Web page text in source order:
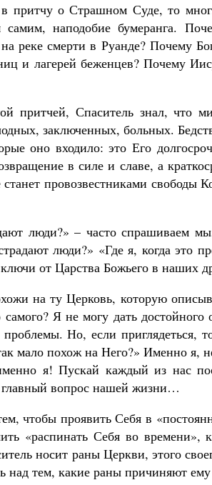
притчу о Страшном Суде, то
наподобие бумеранга.
реке смерти в Руанде? Почему
и лагерей беженцев? Почему
притчей, Спаситель знал, что
заключенных, больных.
оно входило: это Его
в силе и славе, а
провозвестниками свободы
люди?» – часто спрашиваем
люди?» «Где я, когда это
ключи от Царства Божьего в наших
на ту Церковь, которую
Я не могу дать
Но, если приглядеться,
мало похож на Него?» Именно
я! Пускай каждый из нас
вопрос нашей жизни…
чтобы проявить Себя в
«распинать Себя во
носит раны Церкви, этого
над тем, какие раны причиняют